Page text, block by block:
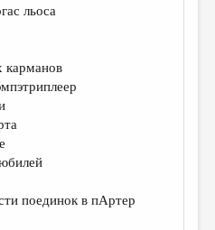
льоса
карманов
поединок в пАртер